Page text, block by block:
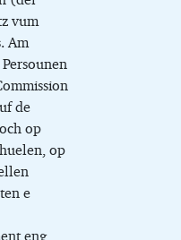
vum
Am
de
op
op
e